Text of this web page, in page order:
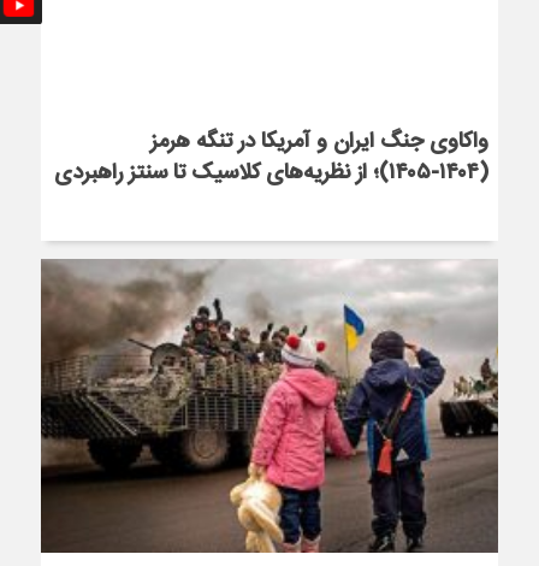
واکاوی جنگ ایران و آمریکا در تنگه هرمز
(۱۴۰۴-۱۴۰۵)؛ از نظریه‌های کلاسیک تا سنتز راهبردی